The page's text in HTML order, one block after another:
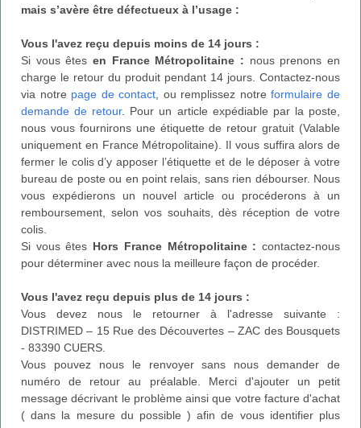
mais s’avère être défectueux à l’usage :
Vous l'avez reçu depuis moins de 14 jours :
Si vous êtes en France Métropolitaine : nous prenons en
charge le retour du produit pendant 14 jours. Contactez-nous
via notre page de contact , ou remplissez notreformulaire de
demande de retour. Pour un article expédiable par la poste,
nous vous fournirons une étiquette de retour gratuit (Valable
uniquement en France Métropolitaine). Il vous suffira alors de
fermer le colis d’y apposer l’étiquette et de le déposer à votre
bureau de poste ou en point relais, sans rien débourser. Nous
vous expédierons un nouvel article ou procéderons à un
remboursement, selon vos souhaits, dès réception de votre
colis.
Si vous êtes Hors France Métropolitaine : contactez-nous
pour déterminer avec nous la meilleure façon de procéder.
Vous l'avez reçu depuis plus de 14 jours :
Vous devez nous le retourner à l'adresse suivante :
DISTRIMED – 15 Rue des Découvertes – ZAC des Bousquets
- 83390 CUERS.
Vous pouvez nous le renvoyer sans nous demander de
numéro de retour au préalable. Merci d'ajouter un petit
message décrivant le problème ainsi que votre facture d'achat
( dans la mesure du possible ) afin de vous identifier plus